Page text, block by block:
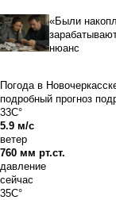
«Были
нюанс
Погода в
подробный прогноз
33C°
5.9 м/с
ветер
760 мм рт.ст.
давление
сейчас
35C°